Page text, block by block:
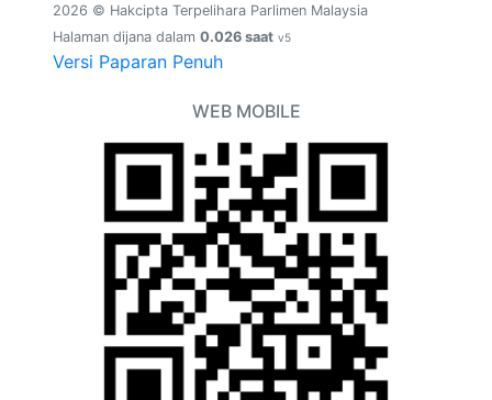
2026 © Hakcipta Terpelihara Parlimen Malaysia
Halaman dijana dalam 0.026 saat v5
Versi Paparan Penuh
WEB MOBILE